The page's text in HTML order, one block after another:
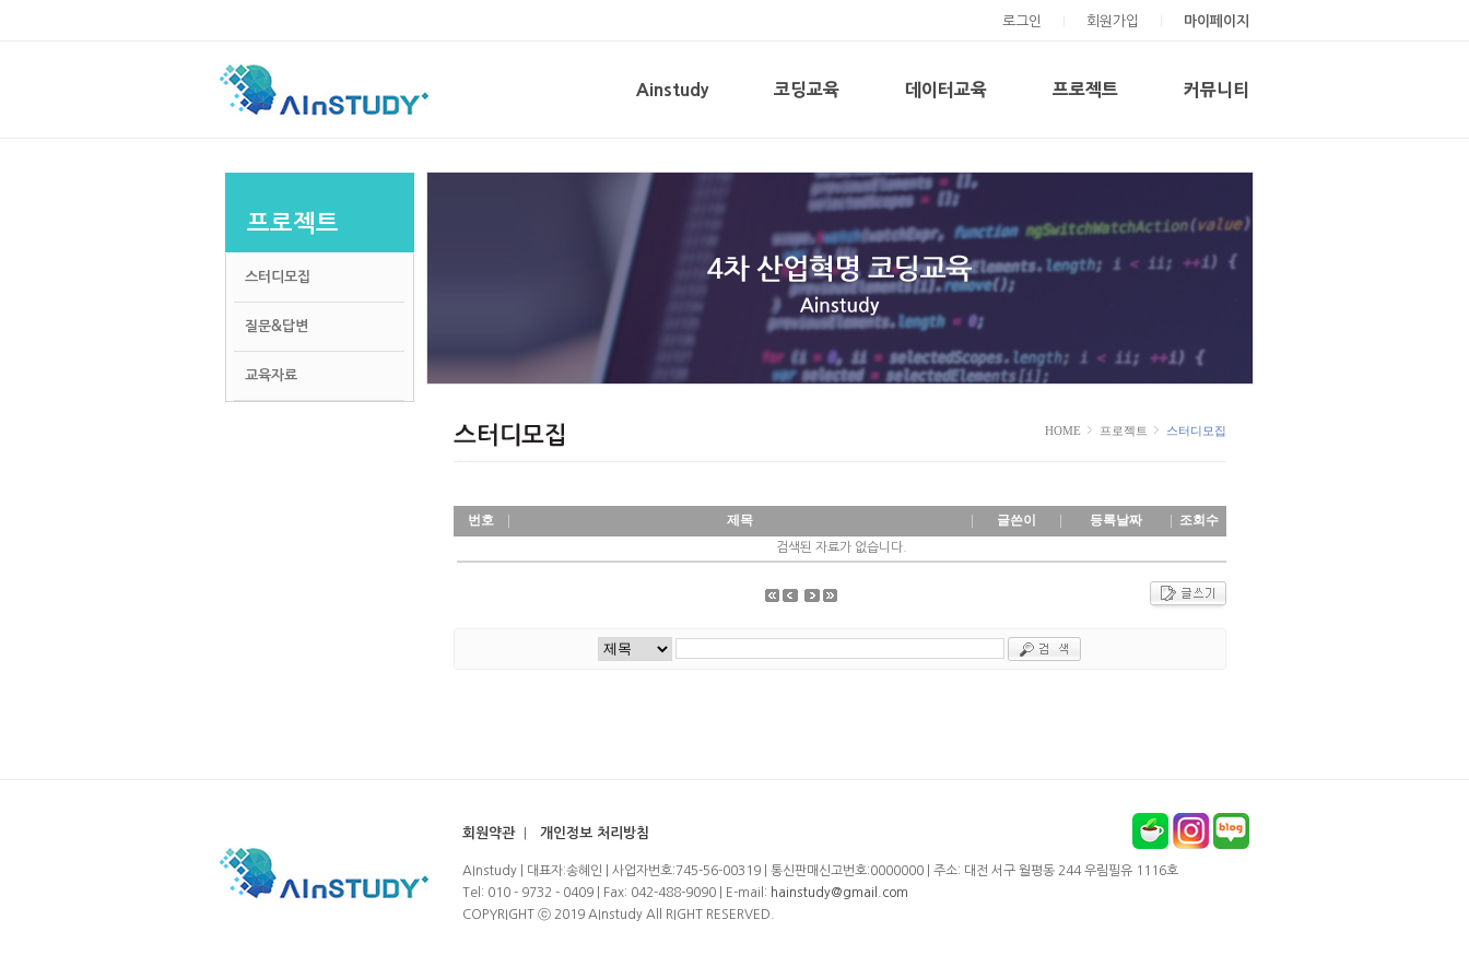
로그인 회원가입 마이페이지
Ainstudy
채용/협력
코딩교육
샘플강의동영상
데이터교육
기본반
중급반
고급반
프로젝트
교육자료
커뮤니티
프로젝트
스터디모집
질문&답변
교육자료
HOME 프로젝트 스터디모집
번호 제목 글쓴이 등록날짜 조회수
검색된 자료가 없습니다.
회원약관| 개인정보 처리방침
AInstudy | 대표자:송혜인 | 사업자번호:745-56-00319 | 통신판매신고번호:0000000 | 주소: 대전 서구 월평동 244 우림필유 1116호
Tel: 010 - 9732 - 0409 | Fax: 042-488-9090 | E-mail: hainstudy@gmail.com
COPYRIGHT ⓒ 2019 AInstudy All RIGHT RESERVED.